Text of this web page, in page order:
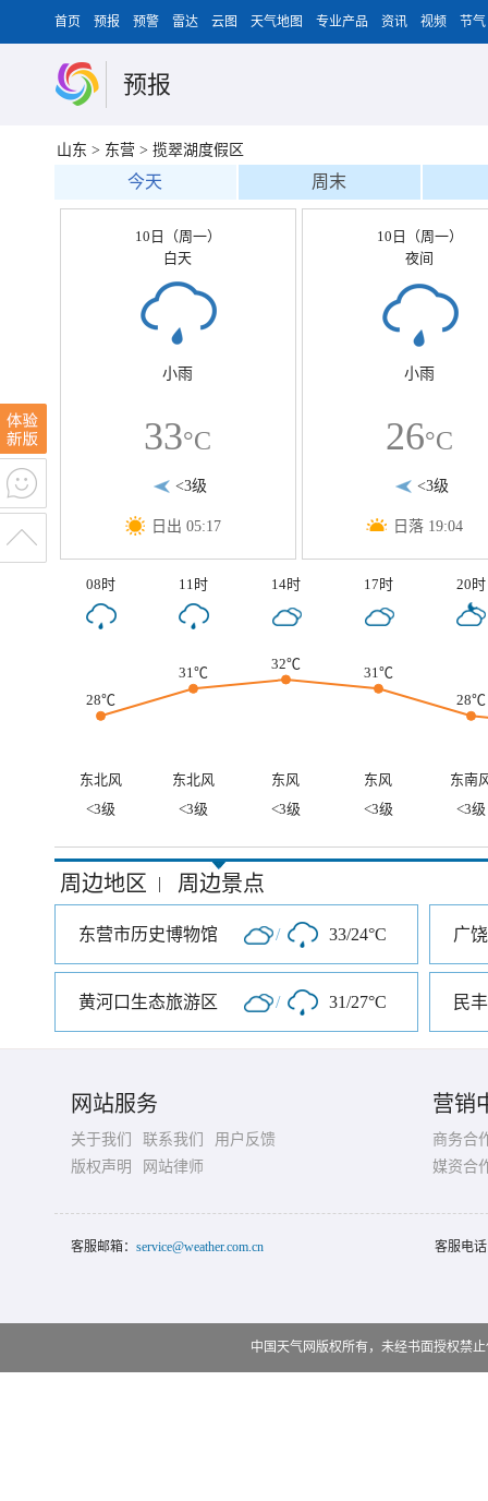
首页 预报 预警 雷达 云图 天气地图 专业产品 资讯 视频 节气
预报
山东 > 东营 > 揽翠湖度假区
今天 周末
10日（周一）
白天
小雨
33°C
<3级
日出 05:17
10日（周一）
夜间
小雨
26°C
<3级
日落 19:04
08时 11时 14时 17时 20时
28℃
31℃
32℃
31℃
28℃
东北风 东北风 东风 东风
东南
<3级
<3级 <3级 <3级 <3级
周边地区 | 周边景点
东营市历史博物馆 / 33/24°C 广
黄河口生态旅游区 / 31/27°C 民
网站服务
关于我们 联系我们
用户反馈
版权声明
网站律师
营销
商务合
媒资合
客服邮箱： service@weather.com.cn 客服电
中国天气网版权所有，未经书面授权